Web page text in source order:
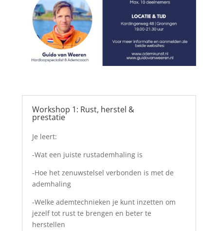
Workshop 1: Rust, herstel &
prestatie
Je leert:
-Wat een juiste rustademhaling is
-Hoe het zenuwstelsel verbonden is met de
ademhaling
-Welke ademtechnieken je kunt inzetten om
jezelf tot rust te brengen en beter te
herstellen